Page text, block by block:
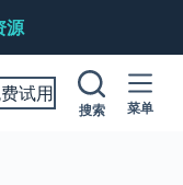
源
试用
搜索 菜单